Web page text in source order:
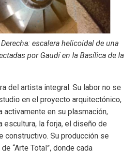
escalera helicoidal de una
por Gaudí en la Basílica de la
del artista integral. Su labor no se
en el proyecto arquitectónico,
activamente en su plasmación,
escultura, la forja, el diseño de
constructivo. Su producción se
“Arte Total”, donde cada